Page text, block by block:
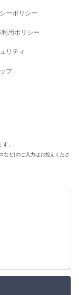
ーポリシー
用ポリシー
リティ
プ
。
など)のご入力はお控えくださ